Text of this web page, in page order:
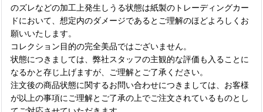
のズレなどの加工上発生しうる状態は紙製のトレーディングカー
ドにおいて、想定内のダメージであるとご理解のほどよろしくお
願いいたします。
コレクション目的の完全美品ではございません。
状態につきましては、弊社スタッフの主観的な評価も入ることに
なるかと存じ上げますが、ご理解とご了承ください。
注文後の商品状態に関するお問い合わせにつきましては、お客様
が以上の事項にご理解とご了承の上でご注文されているものとし